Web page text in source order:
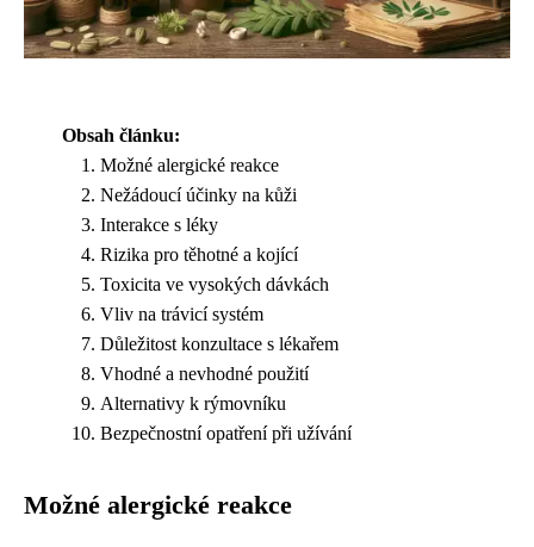
Obsah článku:
Možné alergické reakce
Nežádoucí účinky na kůži
Interakce s léky
Rizika pro těhotné a kojící
Toxicita ve vysokých dávkách
Vliv na trávicí systém
Důležitost konzultace s lékařem
Vhodné a nevhodné použití
Alternativy k rýmovníku
Bezpečnostní opatření při užívání
Možné alergické reakce